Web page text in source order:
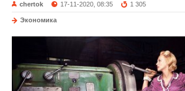
chertok 17-11-2020, 08:35 1 305
Экономика